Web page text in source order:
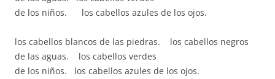
de los niños. los cabellos azules de los ojos.
los cabellos blancos de las piedras. los cabellos negros
de las aguas. los cabellos verdes
de los niños. los cabellos azules de los ojos.